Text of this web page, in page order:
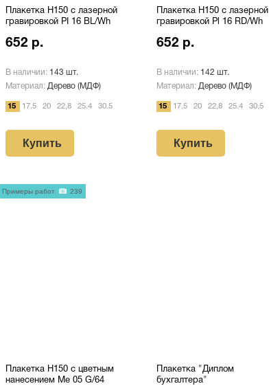
Плакетка H150 с лазерной
гравировкой PI 16 BL/Wh
652 р.
В наличии: 143 шт.
Материал: Дерево (МДФ)
15 17.5 20 22,8 25.4 30.5
Купить
Плакетка H150 с лазерной
гравировкой Pl 16 RD/Wh
652 р.
В наличии: 142 шт.
Материал: Дерево (МДФ)
15 17.5 20 22,8 25.4 30.5
Купить
Плакетка H150 с цветным
нанесением Me 05 G/64
Примеры работ 239
Плакетка "Диплом
бухгалтера"